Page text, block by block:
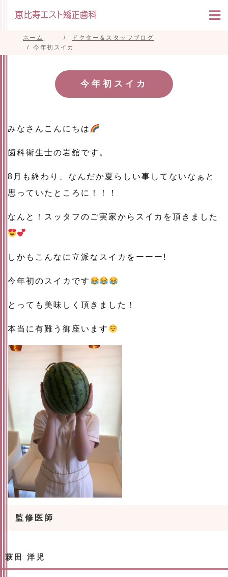
ホーム
ドクター＆スタッフブログ
今年初スイカ
今年初スイカ
みなさんこんにちは
歯科衛生士の岩舘です。
8月も終わり、なんだか夏らしい事してないなぁと
思っていたところに！！！
なんと！スッタフのご実家からスイカを頂きました
しかもこんなに立派なスイカをーーー!
今年初のスイカです
とっても美味しく頂きました！
本当に有難う御座います
監修医師
萩田 洋児